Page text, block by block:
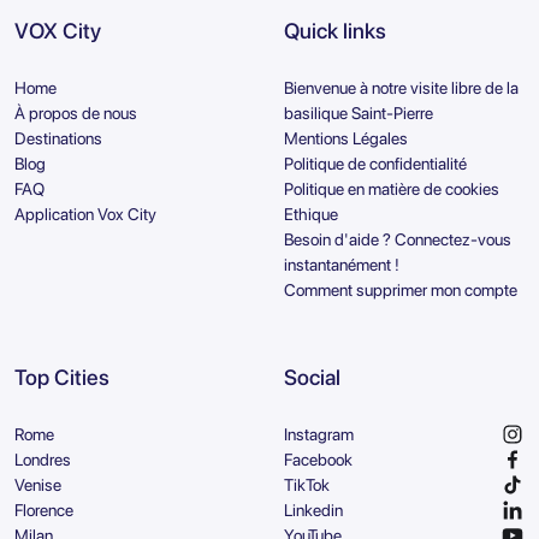
VOX City
Home
À propos de nous
Destinations
Blog
FAQ
Application Vox City
Quick links
Bienvenue à notre visite libre de la
basilique Saint-Pierre
Mentions Légales
Politique de confidentialité
Politique en matière de cookies
Ethique
Besoin d'aide ? Connectez-vous
instantanément !
Comment supprimer mon compte
Top Cities
Rome
Londres
Venise
Florence
Milan
Social
Instagram
Facebook
TikTok
Linkedin
YouTube